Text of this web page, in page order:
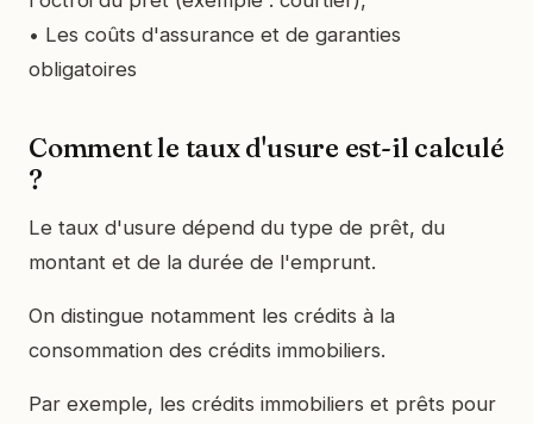
• Les coûts d'assurance et de garanties
obligatoires
Comment le taux d'usure est-il calculé
?
Le taux d'usure dépend du type de prêt, du
montant et de la durée de l'emprunt.
On distingue notamment les crédits à la
consommation des crédits immobiliers.
Par exemple, les crédits immobiliers et prêts pour